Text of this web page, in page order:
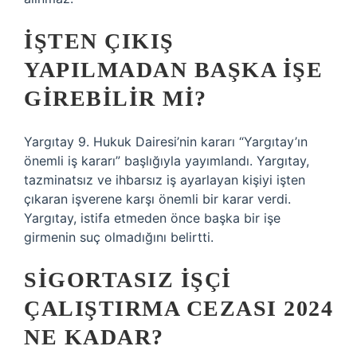
İŞTEN ÇIKIŞ
YAPILMADAN BAŞKA IŞE
GIREBILIR MI?
Yargıtay 9. Hukuk Dairesi’nin kararı “Yargıtay’ın
önemli iş kararı” başlığıyla yayımlandı. Yargıtay,
tazminatsız ve ihbarsız iş ayarlayan kişiyi işten
çıkaran işverene karşı önemli bir karar verdi.
Yargıtay, istifa etmeden önce başka bir işe
girmenin suç olmadığını belirtti.
SIGORTASIZ IŞÇI
ÇALIŞTIRMA CEZASI 2024
NE KADAR?